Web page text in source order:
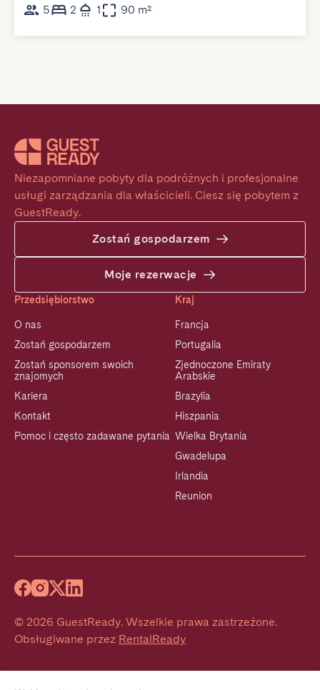
5
2 1 90 m²
Niezapomniane pobyty dla podróżnych i profesjonalne
usługi zarządzania dla właścicieli. Ciesz się pobytem z
GuestReady.
Zostań gospodarzem
Moje rezerwacje
Przedsiębiorstwo
O nas
Zostań gospodarzem
Zostań sponsorem swoich
znajomych
Kariera
Kontakt
Pomoc i często zadawane pytania
Kraj
Francja
Portugalia
Zjednoczone Emiraty
Arabskie
Brazylia
Hiszpania
Wielka Brytania
Gwadelupa
Irlandia
Reunion
© 2026 GuestReady. Wszelkie prawa zastrzeżone.
Obsługiwane przez RentalReady